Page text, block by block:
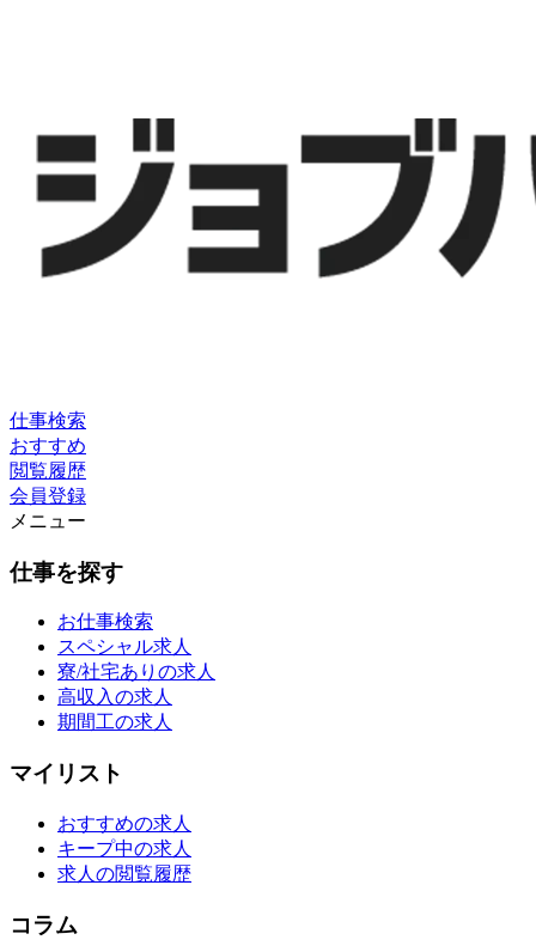
仕事検索
おすすめ
閲覧履歴
会員登録
メニュー
仕事を探す
お仕事検索
スペシャル求人
寮/社宅ありの求人
高収入の求人
期間工の求人
マイリスト
おすすめの求人
キープ中の求人
求人の閲覧履歴
コラム